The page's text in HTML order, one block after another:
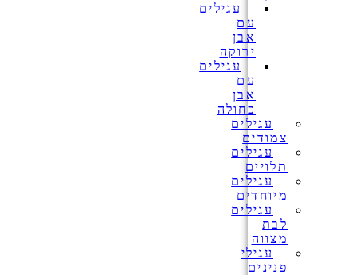
עגילים
עם
אבן
ירוקה
עגילים
עם
אבן
כחולה
עגילים
צמודים
עגילים
תלויים
עגילים
מיוחדים
עגילים
לבת
מצווה
עגילי
פנינים